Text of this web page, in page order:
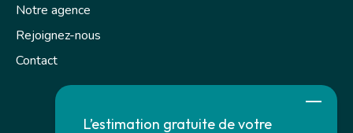
L’estimation gratuite de votre
Notre agence
Rejoignez-nous
Contact